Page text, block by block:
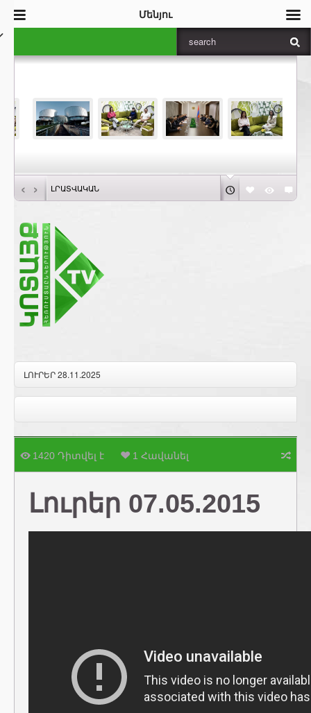
‹ › ԼՐԱՏՎԱԿԱՆ
ԼՈՒՐԵՐ 28.11.2025
1420 Դիտվել է 1 Հավանել
Լուրեր 07.05.2015
Մենյու